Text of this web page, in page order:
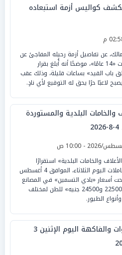
كواليس أزمة استبعاده
عن تفاصيل أزمة رحيله المفاجئ عن
صفوف الفريق بعد مسيرة استمرت «14 عامًا»، موضحًا أنه أُبلغ بقرار
باب القيد» بساعات قليلة، وذلك عقب
لاعبًا حرًا يحق له التوقيع لأي نادٍ.
والخامات البلدية والمستوردة
والخامات البلدية» استقرارًا
ملحوظًا خلال تعاملات اليوم الثلاثاء، الموافق 4 أغسطس
أسعار «بادي التسمين» في المصانع
والشركات بين «22500 و24500 جنيه» للطن لمختلف
الطيور.
أسعار الخضروات والفاكهة اليوم الإثنين 3